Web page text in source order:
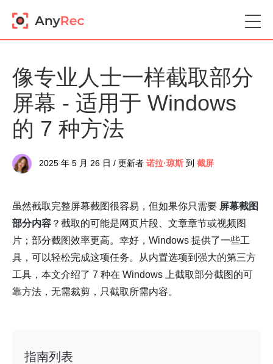
像专业人士一样截取部分
屏幕 - 适用于 Windows
的 7 种方法
2025 年 5 月 26 日 / 更新者 诺拉·琼斯 到 截屏
虽然截取完整屏幕截图很容易，但如果你只需要 屏幕截图
部分内容 ？截取的可能是网页片段、文章章节或视频图
片；部分截图效率更高。幸好，Windows 提供了一些工
具，可以轻松完成这项任务。从内置选项到强大的第三方
工具，本文介绍了 7 种在 Windows 上截取部分截图的可
靠方法，无需裁剪，只截取所需内容。
指南列表